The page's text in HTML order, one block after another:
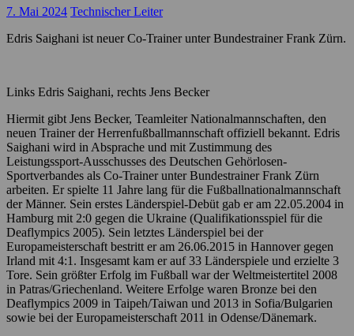
7. Mai 2024 Technischer Leiter
Edris Saighani ist neuer Co-Trainer unter Bundestrainer Frank Zürn.
Links Edris Saighani, rechts Jens Becker
Hiermit gibt Jens Becker, Teamleiter Nationalmannschaften, den
neuen Trainer der Herrenfußballmannschaft offiziell bekannt. Edris
Saighani wird in Absprache und mit Zustimmung des
Leistungssport-Ausschusses des Deutschen Gehörlosen-
Sportverbandes als Co-Trainer unter Bundestrainer Frank Zürn
arbeiten. Er spielte 11 Jahre lang für die Fußballnationalmannschaft
der Männer. Sein erstes Länderspiel-Debüt gab er am 22.05.2004 in
Hamburg mit 2:0 gegen die Ukraine (Qualifikationsspiel für die
Deaflympics 2005). Sein letztes Länderspiel bei der
Europameisterschaft bestritt er am 26.06.2015 in Hannover gegen
Irland mit 4:1. Insgesamt kam er auf 33 Länderspiele und erzielte 3
Tore. Sein größter Erfolg im Fußball war der Weltmeistertitel 2008
in Patras/Griechenland. Weitere Erfolge waren Bronze bei den
Deaflympics 2009 in Taipeh/Taiwan und 2013 in Sofia/Bulgarien
sowie bei der Europameisterschaft 2011 in Odense/Dänemark.